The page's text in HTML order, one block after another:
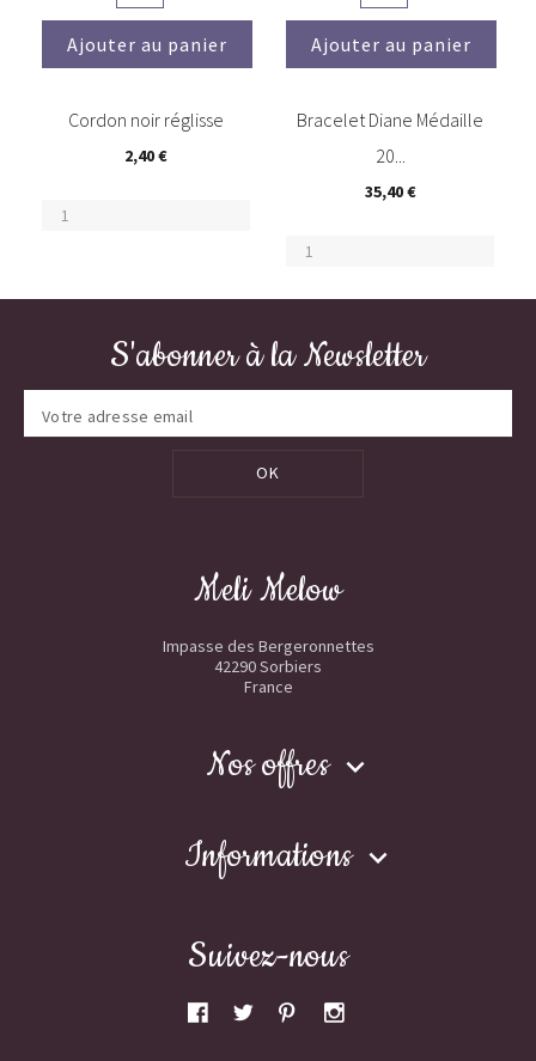
Ajouter au panier
Cordon noir réglisse
2,40 €
Ajouter au panier
Bracelet Diane Médaille
20...
35,40 €
S'abonner à la Newsletter
OK
Meli Melow
Impasse des Bergeronnettes
42290 Sorbiers
France
Nos offres 
Informations 
Suivez-nous